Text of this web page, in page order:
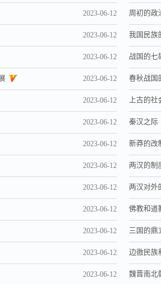
2023-06-12 周初的政
2023-06-12 我国民族
2023-06-12 战国的七
2023-06-12 春秋战国
2023-06-12 上古的社
2023-06-12 秦汉之际
2023-06-12 新莽的改
2023-06-12 两汉的制
2023-06-12 两汉对外
2023-06-12 佛教和道
2023-06-12 三国的鼎
2023-06-12 边徼民族
2023-06-12 魏晋南北